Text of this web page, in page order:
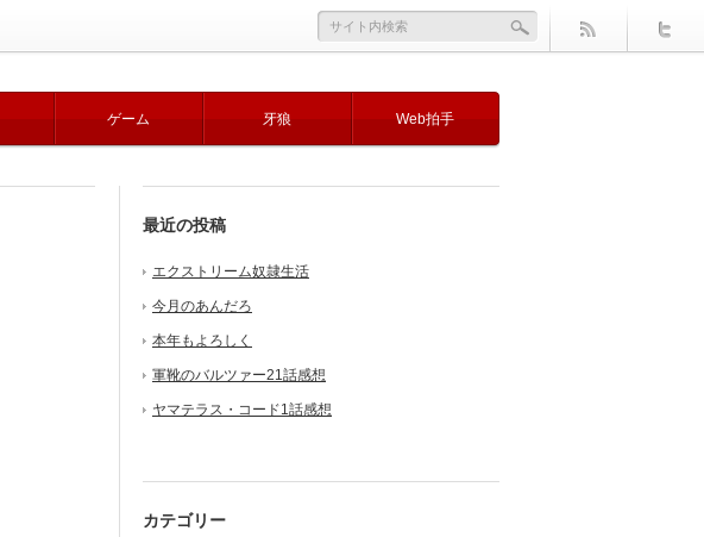
ゲーム 牙狼 Web拍手
最近の投稿
エクストリーム奴隷生活
今月のあんだろ
本年もよろしく
軍靴のバルツァー21話感想
ヤマテラス・コード1話感想
カテゴリー